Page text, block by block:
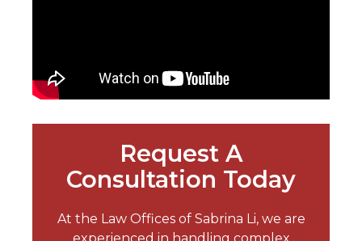
Request A
Consultation Today
At the Law Offices of Sabrina Li, we are